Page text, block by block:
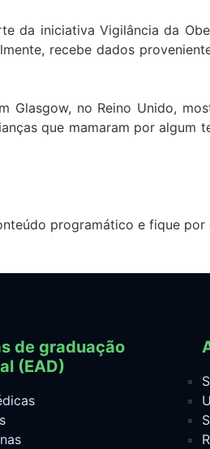
da iniciativa Vigilância da
recebe dados
Glasgow, no Reino Unido,
que mamaram por algum
programático e fique por
de graduação
(EAD)